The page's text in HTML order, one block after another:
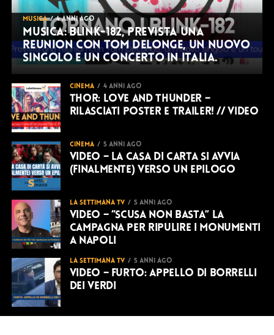
MUSICA 4 anni ago
Musica: Blink-182, prevista una
reunion con Tom DeLonge, un nuovo
singolo e un concerto in Italia.
CINEMA 4 anni ago
Thor: love and thunder –
rilasciati poster e trailer! // VIDEO
CINEMA 5 anni ago
VIDEO – La Casa di Carta si avvia
(finalmente) verso un epilogo
LA SETTIMANA TV 5 anni ago
VIDEO – “Scusa non basta” la
campagna per ripulire i monumenti
a Napoli
LA SETTIMANA TV 5 anni ago
VIDEO – Furto: Appello di Borrelli
dei Verdi